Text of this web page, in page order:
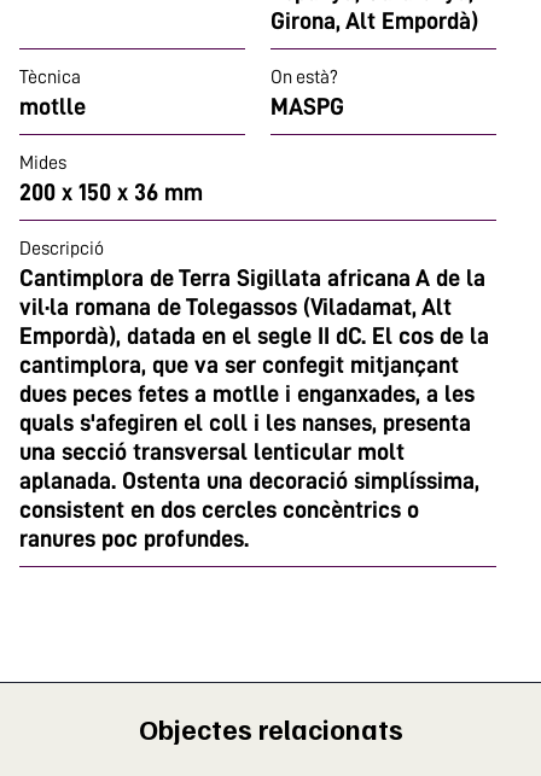
Girona, Alt Empordà)
Tècnica
motlle
On està?
MASPG
Mides
200 x 150 x 36 mm
Descripció
Cantimplora de Terra Sigillata africana A de la
vil·la romana de Tolegassos (Viladamat, Alt
Empordà), datada en el segle II dC. El cos de la
cantimplora, que va ser confegit mitjançant
dues peces fetes a motlle i enganxades, a les
quals s'afegiren el coll i les nanses, presenta
una secció transversal lenticular molt
aplanada. Ostenta una decoració simplíssima,
consistent en dos cercles concèntrics o
ranures poc profundes.
Objectes relacionats